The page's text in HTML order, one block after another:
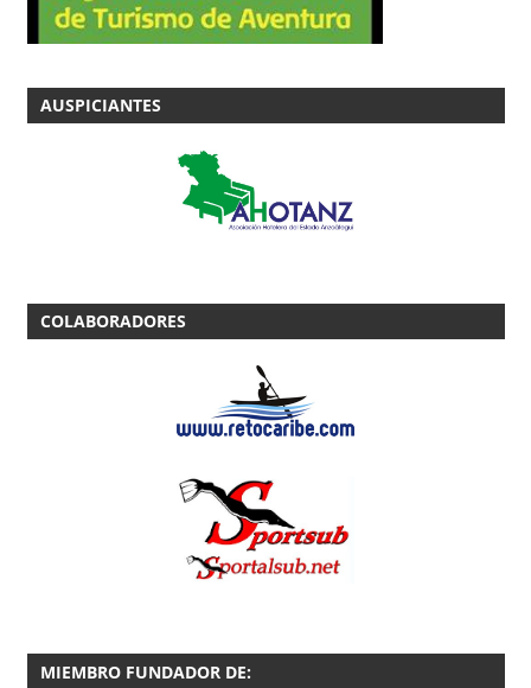
AUSPICIANTES
COLABORADORES
MIEMBRO FUNDADOR DE: